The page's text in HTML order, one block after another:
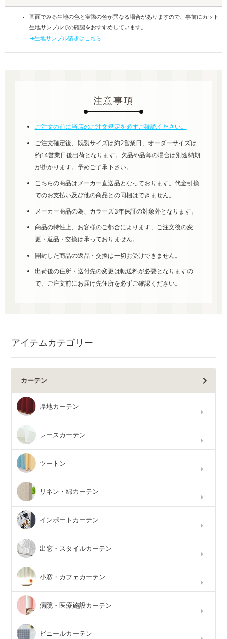
画面でみる生地の色と実際の色が異なる場合がありますので、事前にカット
生地サンプルでの確認をおすすめしています。
→生地サンプル請求はこちら
注意事項
ご注文の前に当店のご注文規定を必ずご確認ください。
ご注文確定後、既製サイズは約2営業日、オーダーサイズは
約14営業日後出荷となります。欠品や品薄の場合は別途納期
が掛かります。予めご了承下さい。
こちらの商品はメーカー直送品となっております。代金引換
でのお支払い及び他の商品との同梱はできません。
メーカー商品の為、カラーズ3年保証の対象外となります。
商品の特性上、お客様のご都合によります、ご注文後の変
更・返品・交換は承っておりません。
開封した商品の返品・交換は一切お受けできません。
出荷後の住所・送付先の変更は転送料が必要となりますの
で、ご注文前にお届け先住所を必ずご確認ください。
アイテムカテゴリー
カーテン
厚地カーテン
レースカーテン
ツートン
リネン・綿カーテン
インポートカーテン
出窓・スタイルカーテン
小窓・カフェカーテン
病院・医療施設カーテン
ビニールカーテン